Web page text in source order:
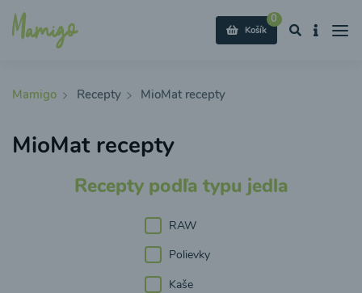
0
Košík
Mamigo Recepty MioMat recepty
MioMat recepty
Recepty podľa typu jedla
RAW
Polievky
Kaše